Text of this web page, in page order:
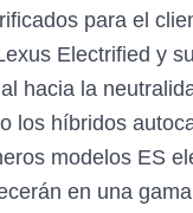
para el
Electrified y
hacia la
los híbridos
modelos ES
en una